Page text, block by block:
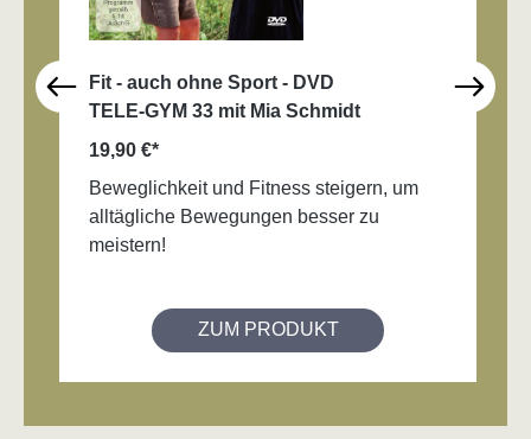
Fit - auch ohne Sport - DVD
TELE-GYM 33 mit Mia Schmidt
19,90 €*
Beweglichkeit und Fitness steigern, um
alltägliche Bewegungen besser zu
meistern!
ZUM PRODUKT